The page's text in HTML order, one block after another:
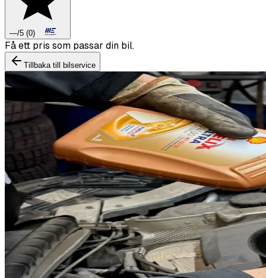
—/5 (0)
Boka däckbyte eller montering inför vintern.
Tillbaka till bilservice